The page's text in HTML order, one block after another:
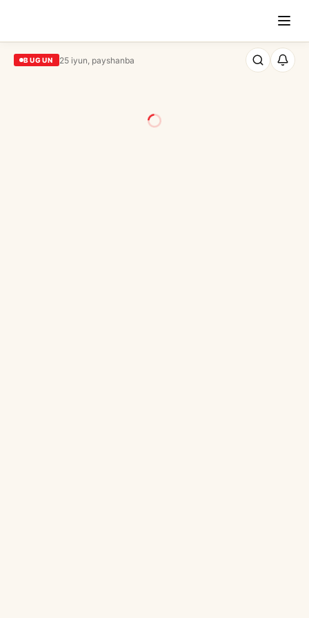
BUGUN 25 iyun, payshanba